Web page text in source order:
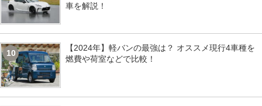
車を解説！
10
【2024年】軽バンの最強は？ オススメ現行4車種を
燃費や荷室などで比較！